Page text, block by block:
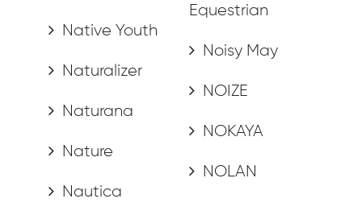
Native Youth
Naturalizer
Naturana
Nature
Nautica
Equestrian
Noisy May
NOIZE
NOKAYA
NOLAN